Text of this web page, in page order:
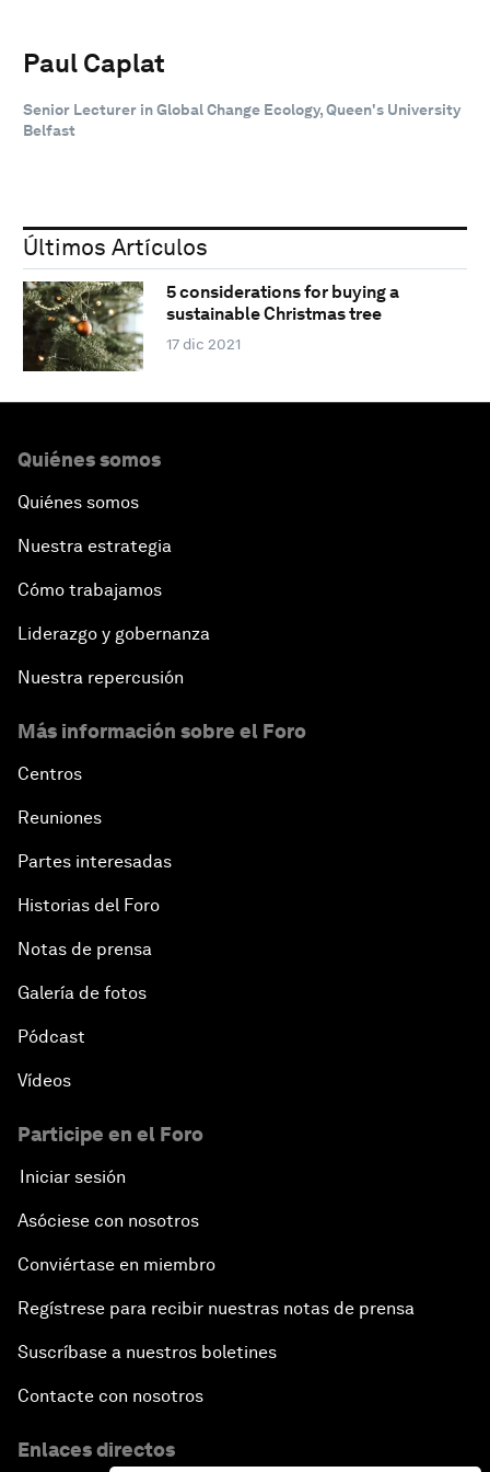
Paul Caplat
Senior Lecturer in Global Change Ecology, Queen's University
Belfast
Últimos Artículos
5 considerations for buying a
sustainable Christmas tree
17 dic 2021
Quiénes somos
Quiénes somos
Nuestra estrategia
Cómo trabajamos
Liderazgo y gobernanza
Nuestra repercusión
Más información sobre el Foro
Centros
Reuniones
Partes interesadas
Historias del Foro
Notas de prensa
Galería de fotos
Pódcast
Vídeos
Participe en el Foro
Iniciar sesión
Asóciese con nosotros
Conviértase en miembro
Regístrese para recibir nuestras notas de prensa
Suscríbase a nuestros boletines
Contacte con nosotros
Enlaces directos